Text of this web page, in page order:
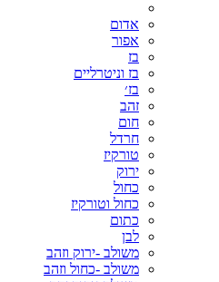
אדום
אפור
בז
בז וניטרליים
בז׳
זהב
חום
חרדל
טורקיז
ירוק
כחול
כחול וטורקיז
כתום
לבן
משולב -ירוק וזהב
משולב -כחול וזהב